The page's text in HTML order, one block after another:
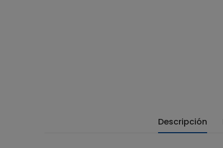
Descripción